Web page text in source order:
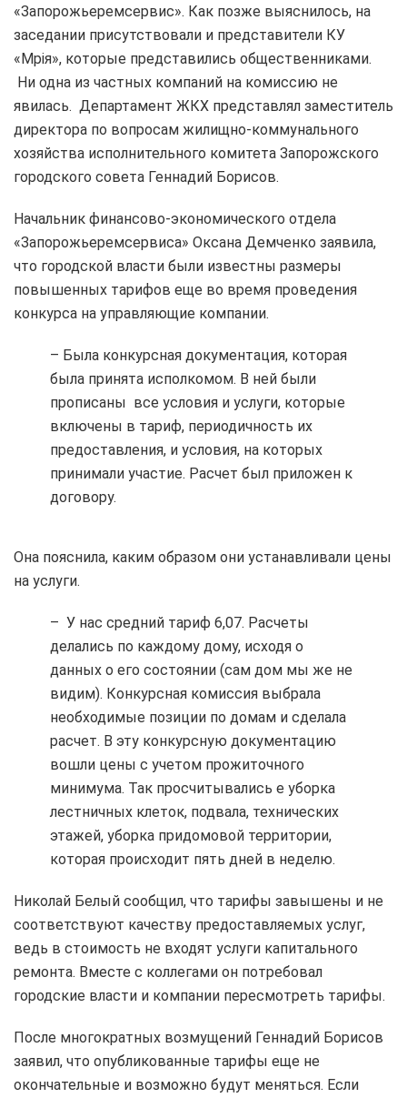
«Запорожьеремсервис». Как позже выяснилось, на
заседании присутствовали и представители КУ
«Мрія», которые представились общественниками.
Ни одна из частных компаний на комиссию не
явилась. Департамент ЖКХ представлял заместитель
директора по вопросам жилищно-коммунального
хозяйства исполнительного комитета Запорожского
городского совета Геннадий Борисов.
Начальник финансово-экономического отдела
«Запорожьеремсервиса» Оксана Демченко заявила,
что городской власти были известны размеры
повышенных тарифов еще во время проведения
конкурса на управляющие компании.
– Была конкурсная документация, которая
была принята исполкомом. В ней были
прописаны все условия и услуги, которые
включены в тариф, периодичность их
предоставления, и условия, на которых
принимали участие. Расчет был приложен к
договору.
Она пояснила, каким образом они устанавливали цены
на услуги.
– У нас средний тариф 6,07. Расчеты
делались по каждому дому, исходя о
данных о его состоянии (сам дом мы же не
видим). Конкурсная комиссия выбрала
необходимые позиции по домам и сделала
расчет. В эту конкурсную документацию
вошли цены с учетом прожиточного
минимума. Так просчитывались е уборка
лестничных клеток, подвала, технических
этажей, уборка придомовой территории,
которая происходит пять дней в неделю.
Николай Белый сообщил, что тарифы завышены и не
соответствуют качеству предоставляемых услуг,
ведь в стоимость не входят услуги капитального
ремонта. Вместе с коллегами он потребовал
городские власти и компании пересмотреть тарифы.
После многократных возмущений Геннадий Борисов
заявил, что опубликованные тарифы еще не
окончательные и возможно будут меняться. Если